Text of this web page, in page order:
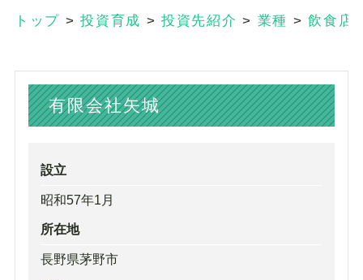
トップ >投資育成 >投資先紹介 > 業種 >飲食店
有限会社矢城
設立
昭和57年1月
所在地
長野県茅野市